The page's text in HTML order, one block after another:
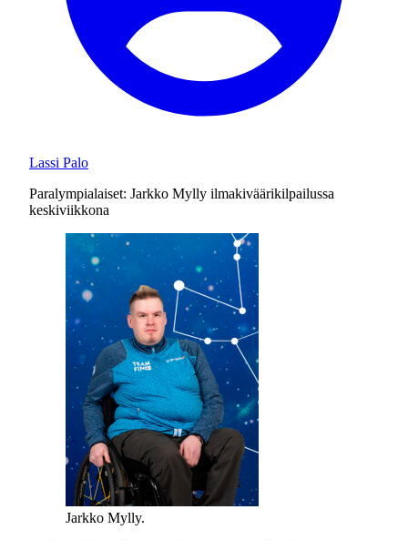
Lassi Palo
Paralympialaiset: Jarkko Mylly ilmakiväärikilpailussa
keskiviikkona
Jarkko Mylly.